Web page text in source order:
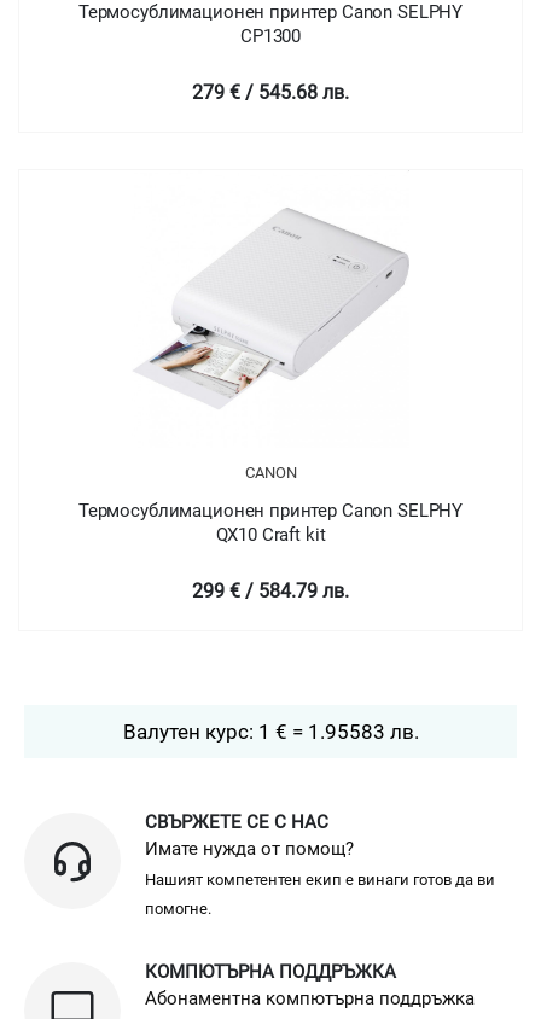
Термосублимационен принтер Canon SELPHY
CP1300
279 € / 545.68 лв.
CANON
Термосублимационен принтер Canon SELPHY
QX10 Craft kit
299 € / 584.79 лв.
Валутен курс: 1 € = 1.95583 лв.
СВЪРЖЕТЕ СЕ С НАС
Имате нужда от помощ?
Нашият компетентен екип е винаги готов да ви
помогне.
КОМПЮТЪРНА ПОДДРЪЖКА
Абонаментна компютърна поддръжка